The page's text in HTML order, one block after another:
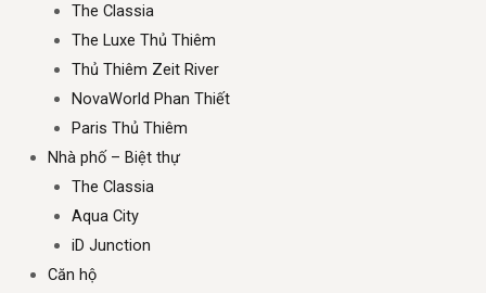
The Classia
The Luxe Thủ Thiêm
Thủ Thiêm Zeit River
NovaWorld Phan Thiết
Paris Thủ Thiêm
Nhà phố – Biệt thự
The Classia
Aqua City
iD Junction
Căn hộ